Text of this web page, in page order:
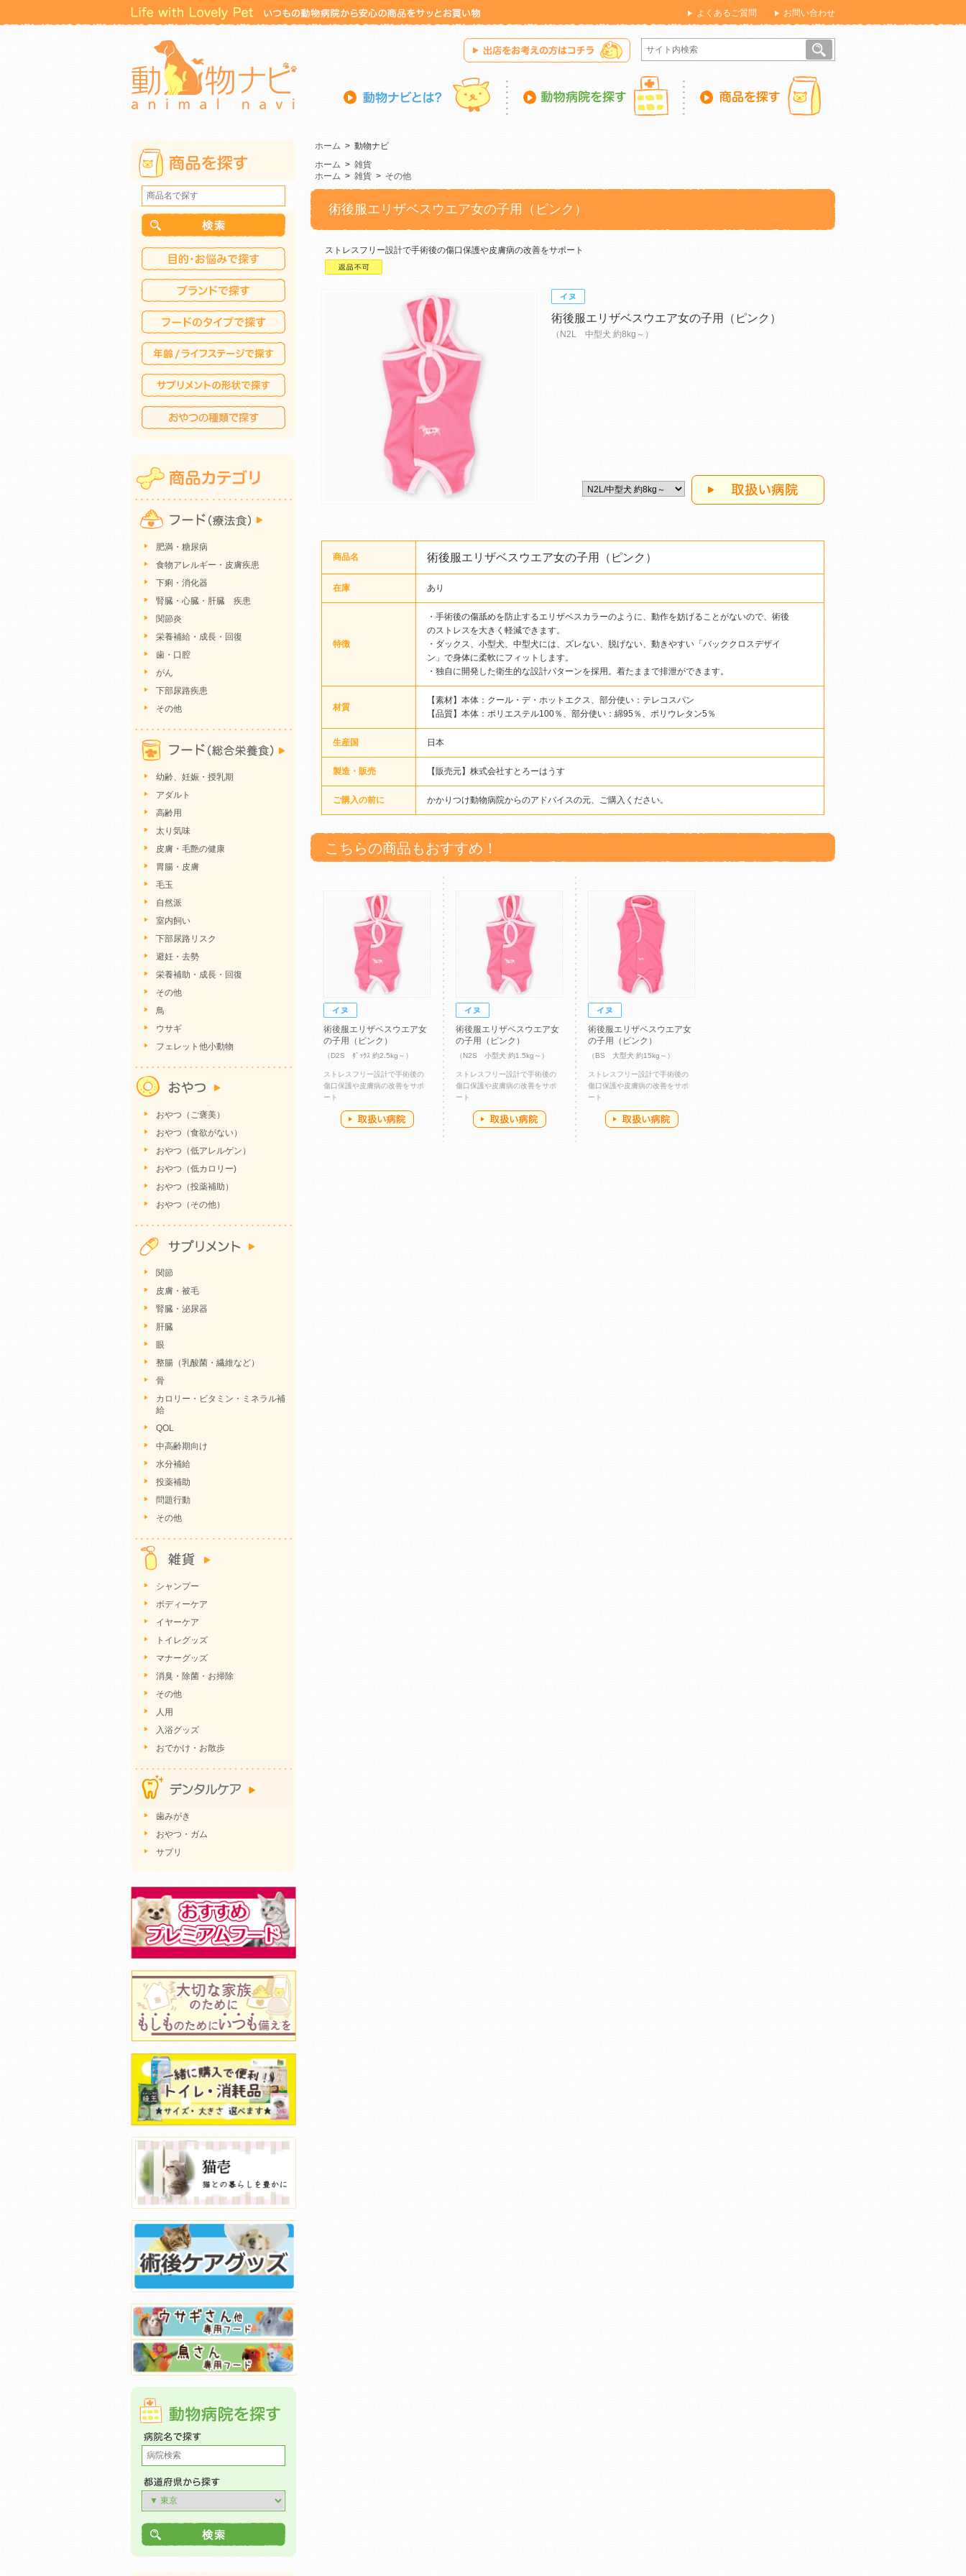
よくあるご質問 お問い合わせ
ホーム > 動物ナビ
ホーム > 雑貨
ホーム > 雑貨 > その他
術後服エリザベスウエア女の子用（ピンク）
ストレスフリー設計で手術後の傷口保護や皮膚病の改善をサポート
術後服エリザベスウエア女の子用（ピンク）
（N2L 中型犬 約8kg～）
商品名 術後服エリザベスウエア女の子用（ピンク）
在庫 あり
特徴
・手術後の傷舐めを防止するエリザベスカラーのように、動作を妨げることがないので、術後
のストレスを大きく軽減できます。
・ダックス、小型犬、中型犬には、ズレない、脱げない、動きやすい「バッククロスデザイ
ン」で身体に柔軟にフィットします。
・独自に開発した衛生的な設計パターンを採用。着たままで排泄ができます。
材質
【素材】本体：クール・デ・ホットエクス、部分使い：テレコスパン
【品質】本体：ポリエステル100％、部分使い：綿95％、ポリウレタン5％
生産国 日本
製造・販売 【販売元】株式会社すとろーはうす
ご購入の前に かかりつけ動物病院からのアドバイスの元、ご購入ください。
こちらの商品もおすすめ！
術後服エリザベスウエア女
の子用（ピンク）
（D2S ﾀﾞｯｸｽ 約2.5kg～）
ストレスフリー設計で手術後の
傷口保護や皮膚病の改善をサポ
ート
術後服エリザベスウエア女
の子用（ピンク）
（N2S 小型犬 約1.5kg～）
ストレスフリー設計で手術後の
傷口保護や皮膚病の改善をサポ
ート
術後服エリザベスウエア女
の子用（ピンク）
（BS 大型犬 約15kg～）
ストレスフリー設計で手術後の
傷口保護や皮膚病の改善をサポ
ート
肥満・糖尿病
食物アレルギー・皮膚疾患
下痢・消化器
腎臓・心臓・肝臓 疾患
関節炎
栄養補給・成長・回復
歯・口腔
がん
下部尿路疾患
その他
幼齢、妊娠・授乳期
アダルト
高齢用
太り気味
皮膚・毛艶の健康
胃腸・皮膚
毛玉
自然派
室内飼い
下部尿路リスク
避妊・去勢
栄養補助・成長・回復
その他
鳥
ウサギ
フェレット他小動物
おやつ（ご褒美）
おやつ（食欲がない）
おやつ（低アレルゲン）
おやつ（低カロリー)
おやつ（投薬補助）
おやつ（その他）
関節
皮膚・被毛
腎臓・泌尿器
肝臓
眼
整腸（乳酸菌・繊維など）
骨
カロリー・ビタミン・ミネラル補
給
QOL
中高齢期向け
水分補給
投薬補助
問題行動
その他
シャンプー
ボディーケア
イヤーケア
トイレグッズ
マナーグッズ
消臭・除菌・お掃除
その他
人用
入浴グッズ
おでかけ・お散歩
歯みがき
おやつ・ガム
サプリ